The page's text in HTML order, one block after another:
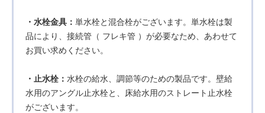
・水栓金具： 単水栓と混合栓がございます。単水栓は製
品により、接続管（ フレキ管 ）が必要なため、あわせて
お買い求めください。
・止水栓： 水栓の給水、調節等のための製品です。壁給
水用のアングル止水栓と、床給水用のストレート止水栓
がございます。